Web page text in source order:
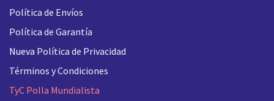
Política de Envíos
Política de Garantía
Nueva Política de Privacidad
Términos y Condiciones
TyC Polla Mundialista